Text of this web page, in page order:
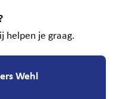
helpen je graag.
Wehl